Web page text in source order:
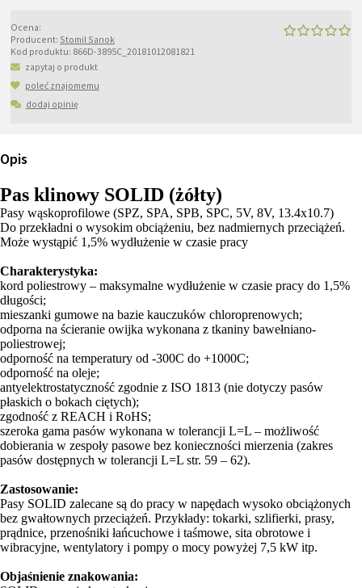
Ocena:
Producent: Stomil Sanok
Kod produktu: 866D-3895C_20181012081821
zapytaj o produkt
poleć znajomemu
dodaj opinię
Opis
Pas klinowy SOLID (żółty)
Pasy wąskoprofilowe (SPZ, SPA, SPB, SPC, 5V, 8V, 13.4x10.7)
Do przekładni o wysokim obciążeniu, bez nadmiernych przeciążeń.
Może wystąpić 1,5% wydłużenie w czasie pracy
Charakterystyka:
kord poliestrowy – maksymalne wydłużenie w czasie pracy do 1,5%
długości;
mieszanki gumowe na bazie kauczuków chloroprenowych;
odporna na ścieranie owijka wykonana z tkaniny bawełniano-
poliestrowej;
odporność na temperatury od -300C do +1000C;
odporność na oleje;
antyelektrostatyczność zgodnie z ISO 1813 (nie dotyczy pasów
płaskich o bokach ciętych);
zgodność z REACH i RoHS;
szeroka gama pasów wykonana w tolerancji L=L – możliwość
dobierania w zespoły pasowe bez konieczności mierzenia (zakres
pasów dostępnych w tolerancji L=L str. 59 – 62).
Zastosowanie:
Pasy SOLID zalecane są do pracy w napędach wysoko obciążonych
bez gwałtownych przeciążeń. Przykłady: tokarki, szlifierki, prasy,
prądnice, przenośniki łańcuchowe i taśmowe, sita obrotowe i
wibracyjne, wentylatory i pompy o mocy powyżej 7,5 kW itp.
Objaśnienie znakowania: